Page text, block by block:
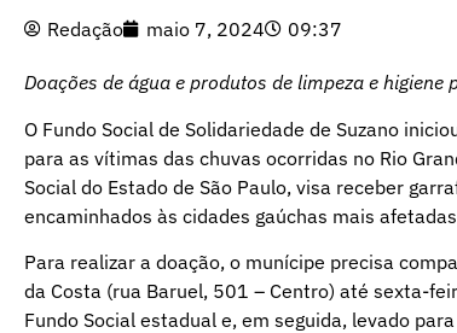
Redação maio 7, 2024 09:37
Doações de água e produtos de limpeza e
O Fundo Social de Solidariedade de Suzano
para as vítimas das chuvas ocorridas no Rio
Social do Estado de São Paulo, visa receber
encaminhados às cidades gaúchas mais
Para realizar a doação, o munícipe precisa
da Costa (rua Baruel, 501 – Centro) até sexta-
Fundo Social estadual e, em seguida, levado